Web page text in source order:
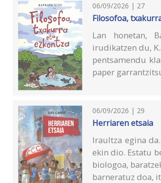
06/09/2026 | 27
Filosofoa,
Lan honetan,
irudikatzen du,
pentsamendu
paper
06/09/2026 | 29
Herriaren etsaia
Iraultza egina
ekin dio. Estatu
biologoa,
barneratuz doa,